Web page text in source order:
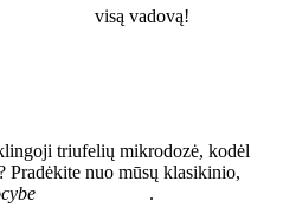
visą vadovą!
triufelių mikrodozė, kodėl
Pradėkite nuo mūsų klasikinio,
.